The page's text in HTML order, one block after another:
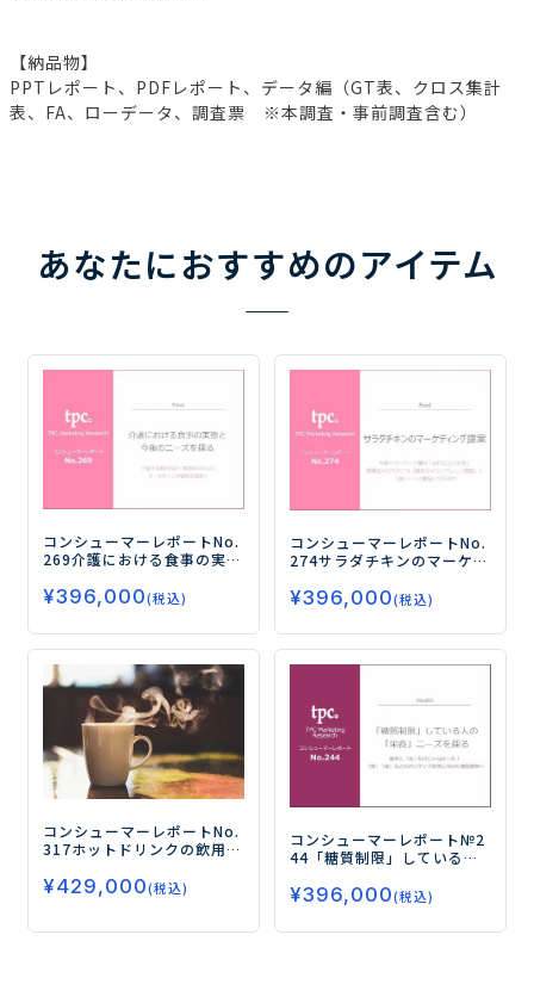
【納品物】
PPTレポート、PDFレポート、データ編（GT表、クロス集計
表、FA、ローデータ、調査票 ※本調査・事前調査含む）
あなたにおすすめのアイテム
コンシューマーレポートNo.
269介護における食事の実態
護する側の悩み・問題点に
応じたマーケティング戦略
を提案！―
¥396,000(税込)
コンシューマーレポートNo.
274サラダチキンのマーケ
ゲット層は「30代以上の女
性」 需要拡大のためには
「飽きさせないアレンジ提
案」と「食シーンの開拓」
が不可欠―
¥396,000(税込)
コンシューマーレポートNo.
317ホットドリンクの飲用実
弾）―近年のキーワード
は“疲れ”！「リラックス効
込みがポイント―
¥429,000(税込)
コンシューマーレポート№2
44「糖質制限」している人
意外と「苦」だけじゃな
かった！「健」「楽」など
のポジティブ思考に向けた
¥396,000(税込)